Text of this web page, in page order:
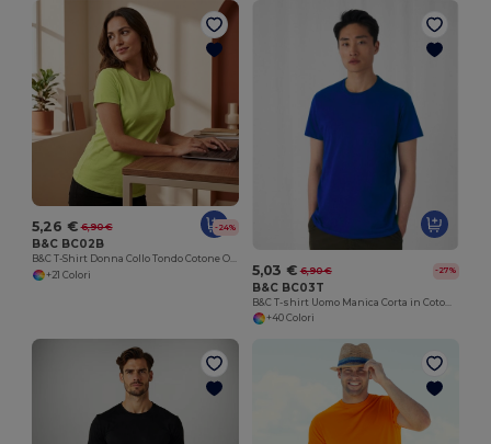
5,26 € 6,90 € -24%
B&C BC02B
B&C T-Shirt Donna Collo Tondo Cotone Organico Ultra Morbido
+21 Colori
5,03 € 6,90 € -27%
B&C BC03T
+40 Colori